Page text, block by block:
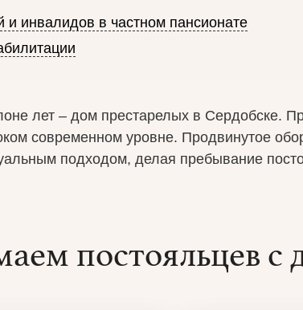
инвалидов в частном пансионате
лет – дом престарелых в Сердобске.
современном уровне. Продвинутое
подходом, делая пребывание
постояльцев с